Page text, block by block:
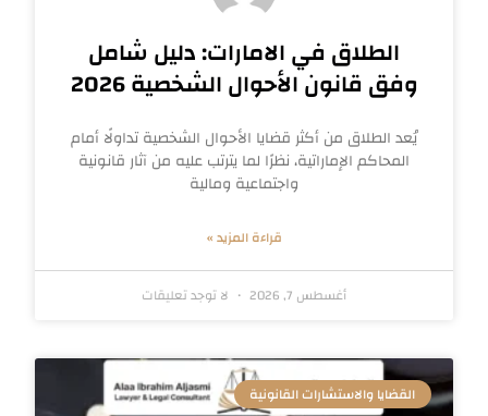
الطلاق في الامارات: دليل شامل
وفق قانون الأحوال الشخصية 2026
يُعد الطلاق من أكثر قضايا الأحوال الشخصية تداولًا أمام
المحاكم الإماراتية، نظرًا لما يترتب عليه من آثار قانونية
واجتماعية ومالية
قراءة المزيد »
أغسطس 7, 2026 لا توجد تعليقات
القضايا والاستشارات القانونية